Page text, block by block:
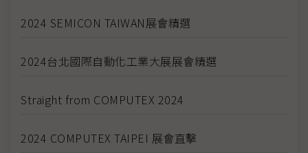
2024 SEMICON TAIWAN展會精選
2024台北國際自動化工業大展展會精選
Straight from COMPUTEX 2024
2024 COMPUTEX TAIPEI 展會直擊